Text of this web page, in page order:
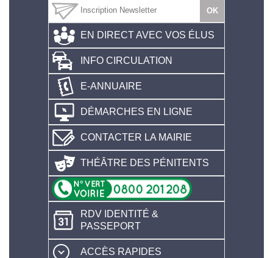
EN DIRECT AVEC VOS ÉLUS
INFO CIRCULATION
E-ANNUAIRE
DÉMARCHES EN LIGNE
CONTACTER LA MAIRIE
THÉÂTRE DES PÉNITENTS
RDV IDENTITÉ &
PASSEPORT
ACCÈS RAPIDES